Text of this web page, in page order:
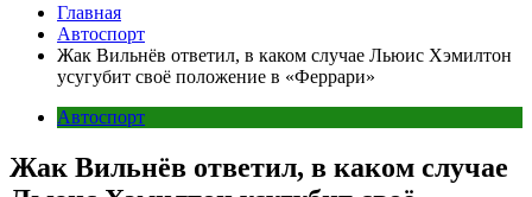
Главная
Автоспорт
Жак Вильнёв ответил, в каком случае Льюис Хэмилтон
усугубит своё положение в «Феррари»
Автоспорт
Жак Вильнёв ответил, в каком случае